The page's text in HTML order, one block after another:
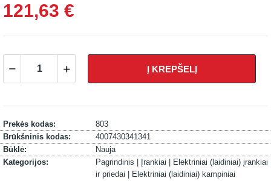
121,63 €
Į KREPŠELĮ
Prekės kodas:
803
Brūkšninis kodas:
4007430341341
Būklė:
Nauja
Kategorijos:
Pagrindinis | Įrankiai |
Elektriniai (laidiniai) įrankiai
ir priedai |
Elektriniai (laidiniai) kampiniai